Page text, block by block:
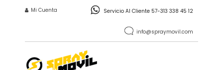
Pasar al contenido principal
INICIO DE SESIÓN
Mi Cuenta Servicio Al Cliente 57-313 338 45 12
info@spraymovil.com